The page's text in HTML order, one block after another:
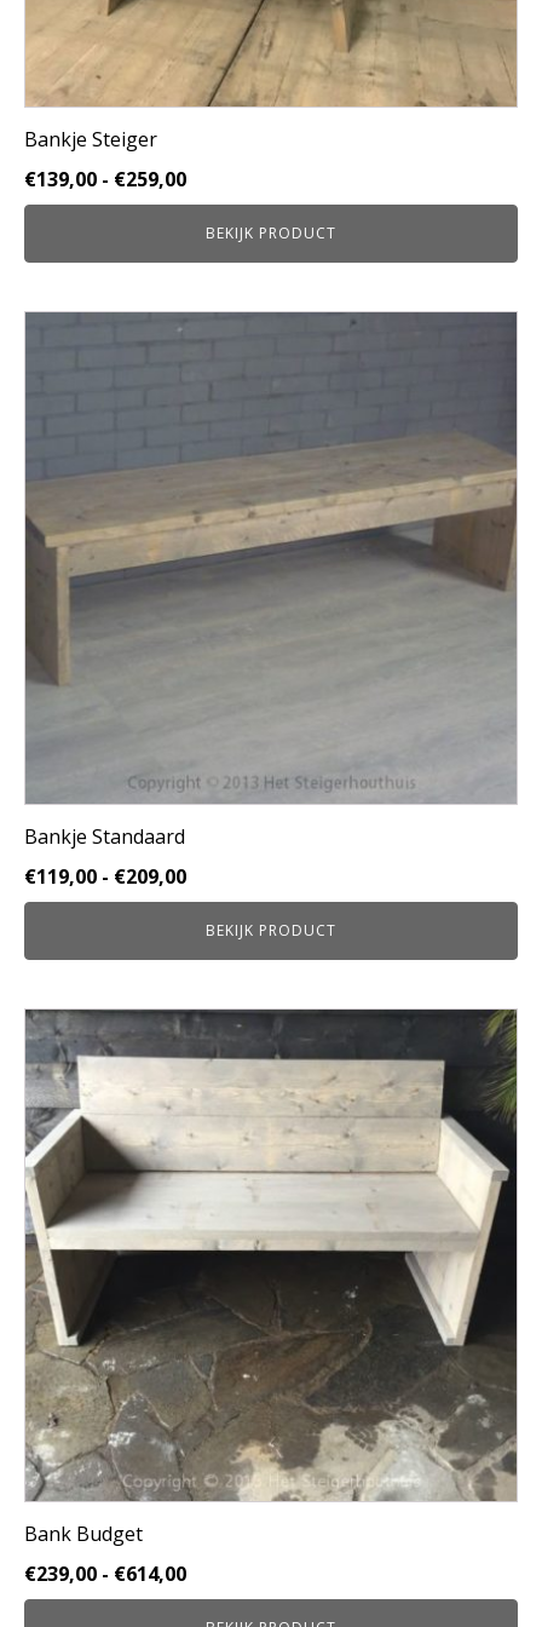
Bankje Steiger
€139,00 - €259,00Prijsklasse:
€139,00
tot
€259,00
BEKIJK PRODUCT
Bankje Standaard
€119,00 - €209,00Prijsklasse:
€119,00
tot
€209,00
BEKIJK PRODUCT
optie
kan
gekozen
worden
Bank Budget
€239,00 - €614,00Prijsklasse:
€239,00
Dit
product
heeft
meerdere
variaties.
Deze
optie
kan
gekozen
worden
op
de
productpagina